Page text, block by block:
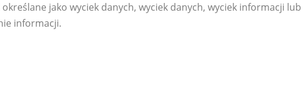
jako wyciek danych, wyciek danych, wyciek informacji lub
informacji.